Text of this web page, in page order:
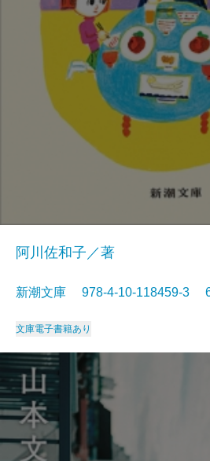
阿川佐和子／著
新潮文庫 978-4-10-118459-3
文庫電子書籍あり